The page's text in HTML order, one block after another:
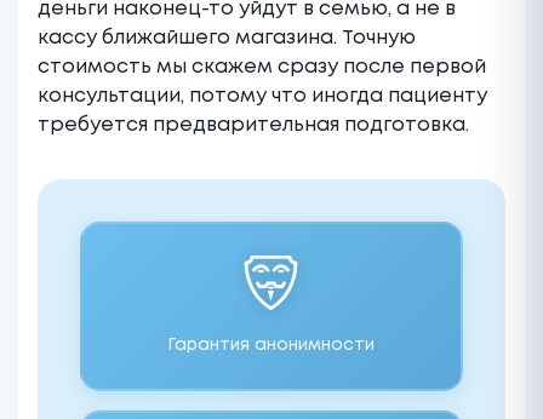
деньги наконец-то уйдут в семью, а не в
кассу ближайшего магазина. Точную
стоимость мы скажем сразу после первой
консультации, потому что иногда пациенту
требуется предварительная подготовка.
Гарантия анонимности